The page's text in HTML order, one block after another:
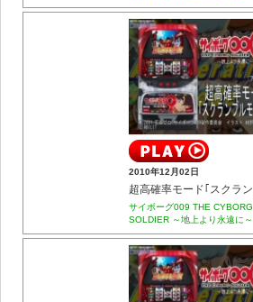
2010年12月02日
サイボーグ009 THE CYBORG
SOLDIER ～地上より永遠に～